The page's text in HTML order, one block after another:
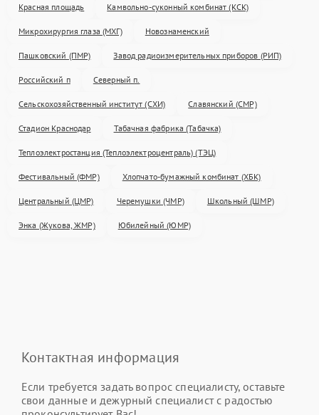
Красная площадь Камвольно-суконный комбинат (КСК)
Микрохирургия глаза (МХГ) Новознаменский
Пашковский (ПМР) Завод радиоизмерительных приборов (РИП)
Российский п Северный п.
Сельскохозяйственный институт (СХИ) Славянский (СМР)
Стадион Краснодар Табачная фабрика (Табачка)
Теплоэлектростанция (Теплоэлектроцентраль) (ТЭЦ)
Фестивальный (ФМР) Хлопчато-бумажный комбинат (ХБК)
Центральный (ЦМР) Черемушки (ЧМР) Школьный (ШМР)
Энка (Жукова, ЖМР) Юбилейный (ЮМР)
Контактная информация
Если требуется задать вопрос специалисту, оставьте
свои данные и дежурный специалист с радостью